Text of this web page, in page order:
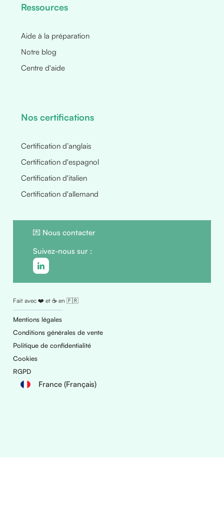
Ressources
Aide à la préparation
Notre blog
Centre d'aide
Nos certifications
Certification d’anglais
Certification d'espagnol
Certification d'italien
Certification d'allemand
💌 Nous contacter
Suivez-nous sur :
Fait avec ❤️ et ☕ en 🇫🇷
Mentions légales
Conditions générales de vente
Politique de confidentialité
Cookies
RGPD
France (Français)